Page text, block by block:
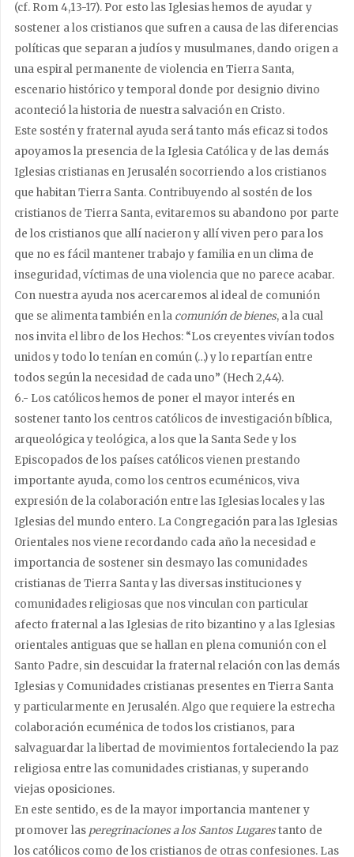
(cf. Rom 4,13-17). Por esto las Iglesias hemos de ayudar y
sostener a los cristianos que sufren a causa de las diferencias
políticas que separan a judíos y musulmanes, dando origen a
una espiral permanente de violencia en Tierra Santa,
escenario histórico y temporal donde por designio divino
aconteció la historia de nuestra salvación en Cristo.
Este sostén y fraternal ayuda será tanto más eficaz si todos
apoyamos la presencia de la Iglesia Católica y de las demás
Iglesias cristianas en Jerusalén socorriendo a los cristianos
que habitan Tierra Santa. Contribuyendo al sostén de los
cristianos de Tierra Santa, evitaremos su abandono por parte
de los cristianos que allí nacieron y allí viven pero para los
que no es fácil mantener trabajo y familia en un clima de
inseguridad, víctimas de una violencia que no parece acabar.
Con nuestra ayuda nos acercaremos al ideal de comunión
que se alimenta también en la comunión de bienes, a la cual
nos invita el libro de los Hechos: “Los creyentes vivían todos
unidos y todo lo tenían en común (…) y lo repartían entre
todos según la necesidad de cada uno” (Hech 2,44).
6.- Los católicos hemos de poner el mayor interés en
sostener tanto los centros católicos de investigación bíblica,
arqueológica y teológica, a los que la Santa Sede y los
Episcopados de los países católicos vienen prestando
importante ayuda, como los centros ecuménicos, viva
expresión de la colaboración entre las Iglesias locales y las
Iglesias del mundo entero. La Congregación para las Iglesias
Orientales nos viene recordando cada año la necesidad e
importancia de sostener sin desmayo las comunidades
cristianas de Tierra Santa y las diversas instituciones y
comunidades religiosas que nos vinculan con particular
afecto fraternal a las Iglesias de rito bizantino y a las Iglesias
orientales antiguas que se hallan en plena comunión con el
Santo Padre, sin descuidar la fraternal relación con las demás
Iglesias y Comunidades cristianas presentes en Tierra Santa
y particularmente en Jerusalén. Algo que requiere la estrecha
colaboración ecuménica de todos los cristianos, para
salvaguardar la libertad de movimientos fortaleciendo la paz
religiosa entre las comunidades cristianas, y superando
viejas oposiciones.
En este sentido, es de la mayor importancia mantener y
promover las peregrinaciones a los Santos Lugarestanto de
los católicos como de los cristianos de otras confesiones. Las